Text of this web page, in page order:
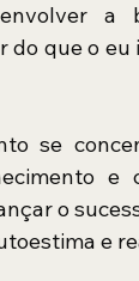
a
que o
se
e
o
e